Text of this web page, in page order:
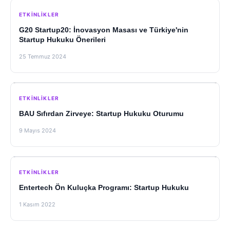
ETKINLIKLER
G20 Startup20: İnovasyon Masası ve Türkiye'nin
Startup Hukuku Önerileri
25 Temmuz 2024
ETKINLIKLER
BAU Sıfırdan Zirveye: Startup Hukuku Oturumu
9 Mayıs 2024
ETKINLIKLER
Entertech Ön Kuluçka Programı: Startup Hukuku
1 Kasım 2022